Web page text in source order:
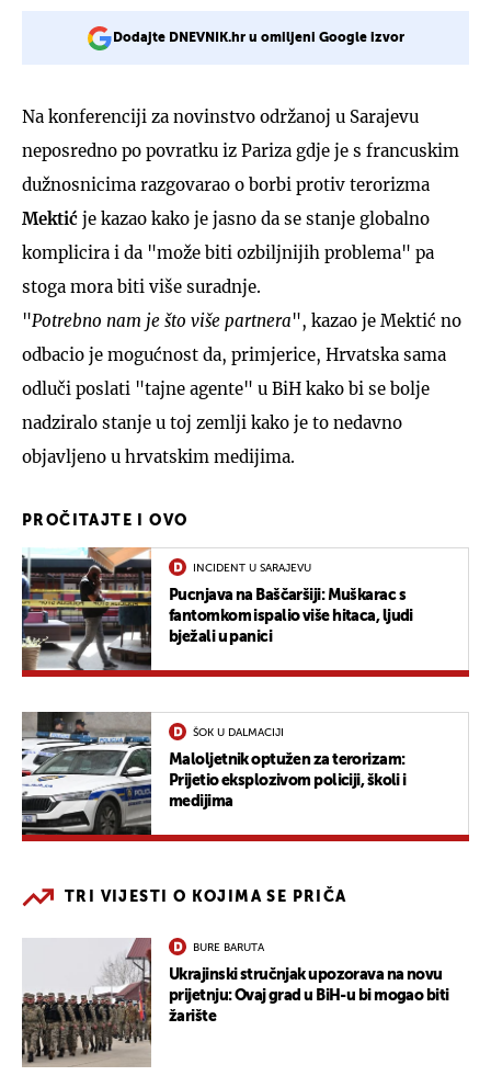
Dodajte DNEVNIK.hr u omiljeni Google izvor
Na konferenciji za novinstvo održanoj u Sarajevu
neposredno po povratku iz Pariza gdje je s francuskim
dužnosnicima razgovarao o borbi protiv terorizma
Mektić je kazao kako je jasno da se stanje globalno
komplicira i da "može biti ozbiljnijih problema" pa
stoga mora biti više suradnje.
"Potrebno nam je što više partnera", kazao je Mektić no
odbacio je mogućnost da, primjerice, Hrvatska sama
odluči poslati "tajne agente" u BiH kako bi se bolje
nadziralo stanje u toj zemlji kako je to nedavno
objavljeno u hrvatskim medijima.
PROČITAJTE I OVO
INCIDENT U SARAJEVU
Pucnjava na Baščaršiji: Muškarac s
fantomkom ispalio više hitaca, ljudi
bježali u panici
ŠOK U DALMACIJI
Maloljetnik optužen za terorizam:
Prijetio eksplozivom policiji, školi i
medijima
TRI VIJESTI O KOJIMA SE PRIČA
BURE BARUTA
Ukrajinski stručnjak upozorava na novu
prijetnju: Ovaj grad u BiH-u bi mogao biti
žarište